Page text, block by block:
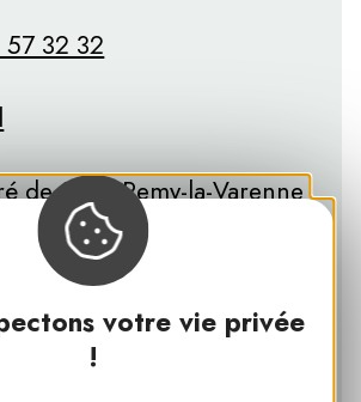
votre vie privée
!
32 32
de Saint-Remy-la-Varenne